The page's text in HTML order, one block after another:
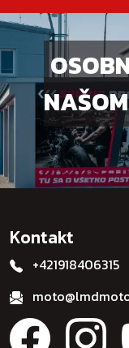
Kontakt
+421918406315